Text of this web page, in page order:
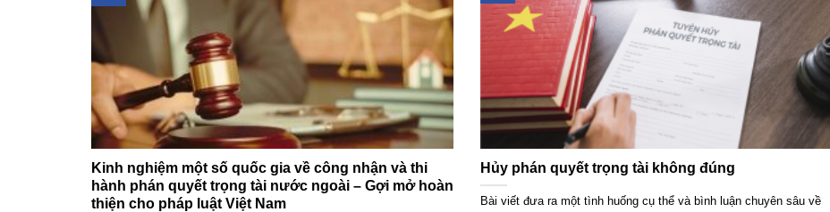
Kinh nghiệm một số quốc gia về công nhận và thi
hành phán quyết trọng tài nước ngoài – Gợi mở hoàn
thiện cho pháp luật Việt Nam
Hủy phán quyết trọng tài không đúng
Bài viết đưa ra một tình huống cụ thể và bình luận chuyên sâu về